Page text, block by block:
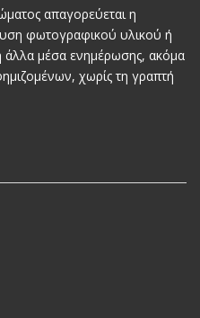
απαγορεύεται η
φωτογραφικού υλικού ή
άλλα μέσα ενημέρωσης, ακόμα
χωρίς τη γραπτή